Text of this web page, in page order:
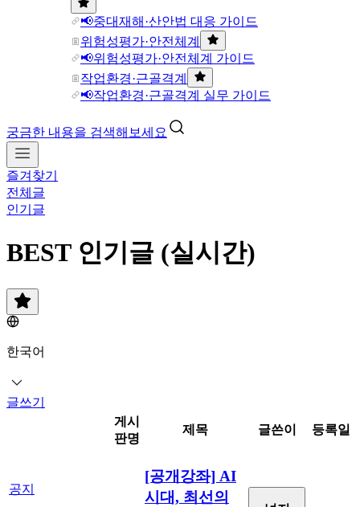
📢중대재해·산안법 대응 가이드
위험성평가·안전체계
📢위험성평가·안전체계 가이드
작업환경·근골격계
📢작업환경·근골격계 실무 가이드
궁금한 내용을 검색해보세요
즐겨찾기
전체글
인기글
BEST 인기글 (실시간)
한국어
글쓰기
게시
판명
제목 글쓴이 등록일
공지
[공개강좌] AI
시대, 최선의